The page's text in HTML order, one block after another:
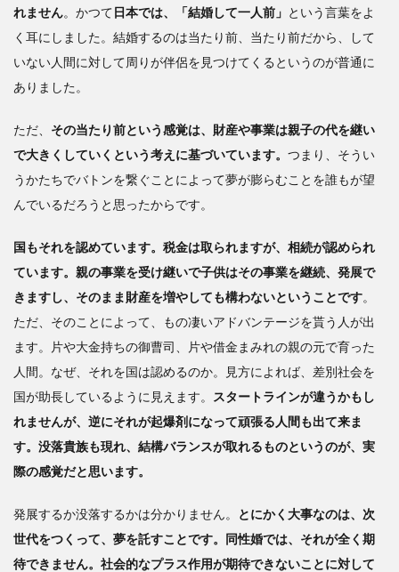
れません。かつて日本では、「結婚して一人前」 という言葉をよ
く耳にしました。結婚するのは当たり前、当たり前だから、して
いない人間に対して周りが伴侶を見つけてくるというのが普通に
ありました。
ただ、 その当たり前という感覚は、財産や事業は親子の代を継い
で大きくしていくという考えに基づいています。 つまり、そうい
うかたちでバトンを繋ぐことによって夢が膨らむことを誰もが望
んでいるだろうと思ったからです。
国もそれを認めています。税金は取られますが、相続が認められ
ています。親の事業を受け継いで子供はその事業を継続、発展で
きますし、そのまま財産を増やしても構わないということです。
ただ、そのことによって、もの凄いアドバンテージを貰う人が出
ます。片や大金持ちの御曹司、片や借金まみれの親の元で育った
人間。なぜ、それを国は認めるのか。見方によれば、差別社会を
国が助長しているように見えます。
スタートラインが違うかもし
れませんが、逆にそれが起爆剤になって頑張る人間も出て来ま
す。没落貴族も現れ、結構バランスが取れるものというのが、実
際の感覚だと思います。
発展するか没落するかは分かりません。
とにかく大事なのは、次
世代をつくって、夢を託すことです。同性婚では、それが全く期
待できません。社会的なプラス作用が期待できないことに対して